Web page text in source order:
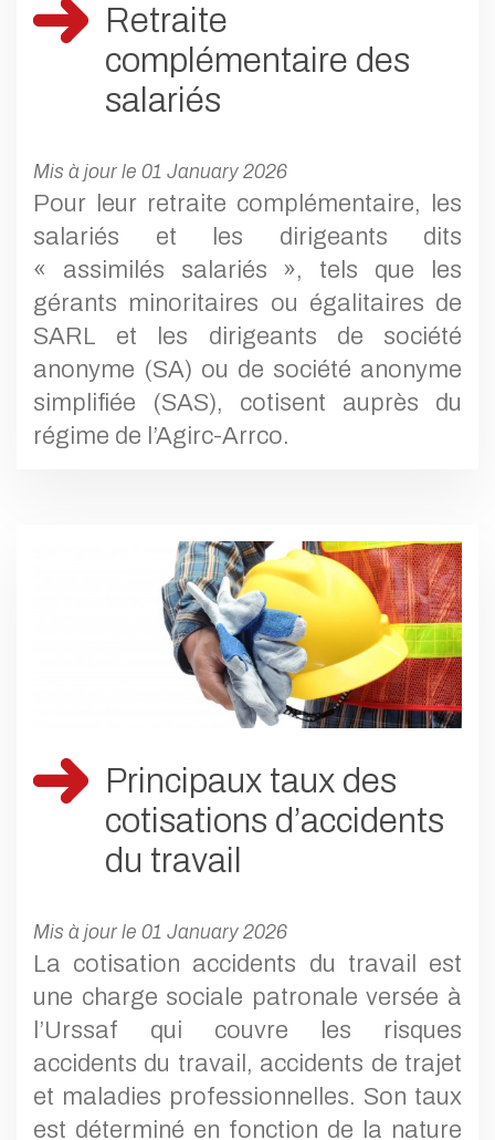
Retraite
complémentaire des
salariés
Mis à jour le 01 January 2026
Pour leur retraite complémentaire, les
salariés et les dirigeants dits
« assimilés salariés », tels que les
gérants minoritaires ou égalitaires de
SARL et les dirigeants de société
anonyme (SA) ou de société anonyme
simplifiée (SAS), cotisent auprès du
régime de l’Agirc-Arrco.
Principaux taux des
cotisations d’accidents
du travail
Mis à jour le 01 January 2026
La cotisation accidents du travail est
une charge sociale patronale versée à
l’Urssaf qui couvre les risques
accidents du travail, accidents de trajet
et maladies professionnelles. Son taux
est déterminé en fonction de la nature